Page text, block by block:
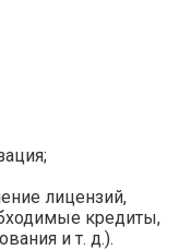
лицензий,
кредиты,
и т. д.).